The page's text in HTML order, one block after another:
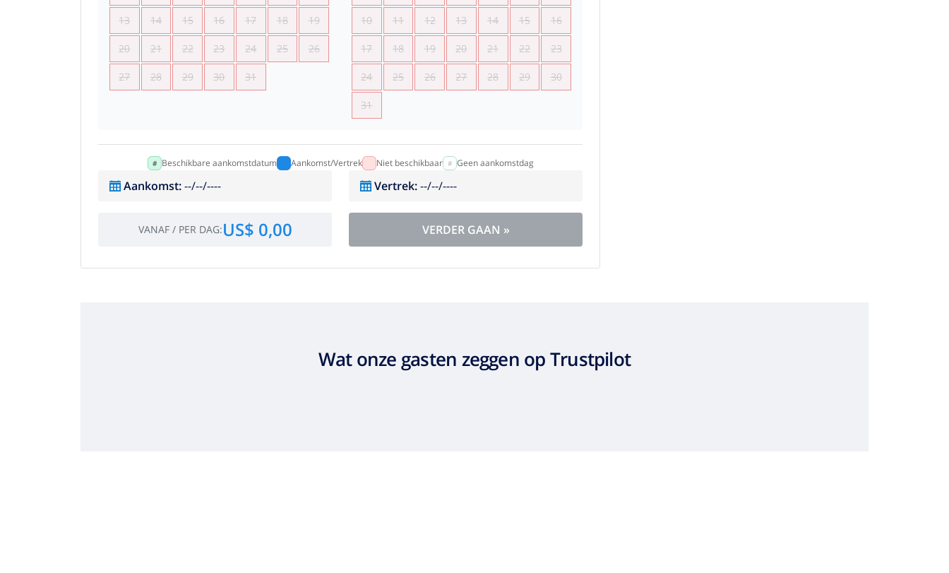
13 14 15 16 17 18 19
20 21 22 23 24 25 26
27 28 29 30 31
10 11 12 13 14 15 16
17 18 19 20 21 22 23
24 25 26 27 28 29 30
31
Beschikbare aankomstdatum Aankomst/Vertrek Niet beschikbaar Geen aankomstdag
Aankomst:--/--/---- Vertrek:--/--/----
VANAF/ PER DAG:US$ 0,00 VERDER GAAN »
Wat onze gasten zeggen op Trustpilot